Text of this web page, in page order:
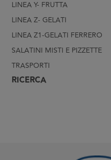
LINEA Y- FRUTTA
LINEA Z- GELATI
LINEA Z1-GELATI FERRERO
SALATINI MISTI E PIZZETTE
TRASPORTI
RICERCA